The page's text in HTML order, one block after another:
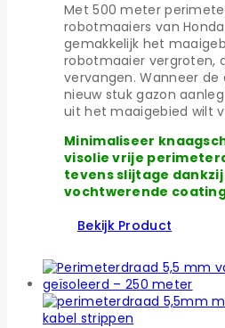
Met 500 meter
robotmaaiers van
gemakkelijk het
robotmaaier vergroten,
vervangen. Wanneer de
nieuw stuk gazon
uit het maaigebied wilt
Minimaliseer
visolie vrije
tevens slijtage dankzij
vochtwerende
Bekijk Product